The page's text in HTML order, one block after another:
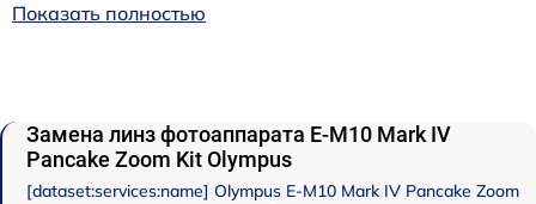
Показать полностью
Замена линз фотоаппарата E-M10 Mark IV
Pancake Zoom Kit Olympus
[dataset:services:name] Olympus E-M10 Mark IV Pancake Zoom